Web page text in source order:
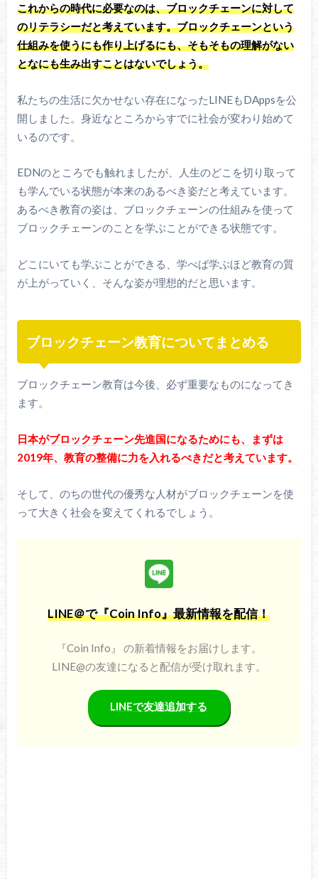
これからの時代に必要なのは、ブロックチェーンに対して
のリテラシーだと考えています。ブロックチェーンという
仕組みを使うにも作り上げるにも、そもそもの理解がない
となにも生み出すことはないでしょう。
私たちの生活に欠かせない存在になったLINEもDAppsを公
開しました。身近なところからすでに社会が変わり始めて
いるのです。
EDNのところでも触れましたが、人生のどこを切り取って
も学んでいる状態が本来のあるべき姿だと考えています。
あるべき教育の姿は、ブロックチェーンの仕組みを使って
ブロックチェーンのことを学ぶことができる状態です。
どこにいても学ぶことができる、学べば学ぶほど教育の質
が上がっていく、そんな姿が理想的だと思います。
ブロックチェーン教育についてまとめる
ブロックチェーン教育は今後、必ず重要なものになってき
ます。
日本がブロックチェーン先進国になるためにも、まずは
2019年、教育の整備に力を入れるべきだと考えています。
そして、のちの世代の優秀な人材がブロックチェーンを使
って大きく社会を変えてくれるでしょう。
LINE＠で『Coin Info』最新情報を配信！
『Coin Info』 の新着情報をお届けします。
LINE@の友達になると配信が受け取れます。
LINEで友達追加する